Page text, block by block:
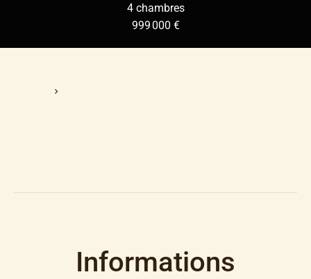
4 chambres
999 000 €
Informations